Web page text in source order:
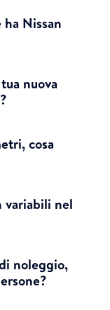
Nissan
nuova
cosa
variabili nel
noleggio,